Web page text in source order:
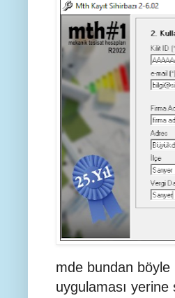
mde bundan
uygulaması